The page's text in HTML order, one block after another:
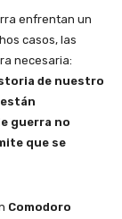
enfrentan un
casos, las
necesaria:
de nuestro
guerra no
que se
Comodoro